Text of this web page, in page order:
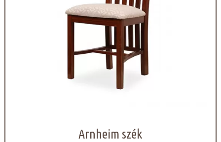
Arnheim szék